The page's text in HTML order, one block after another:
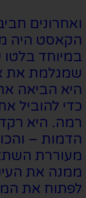
ואחרונים
הקאסט היה
במיוחד בלטו
שמגלמת את
היא הביאה
כדי להוביל
רמה. היא
הדמות –
מעוררת
ממנה את
לפתוח את